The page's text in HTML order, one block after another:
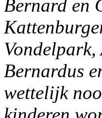
Bernard en
Vondelpark,
Bernardus
wettelijk